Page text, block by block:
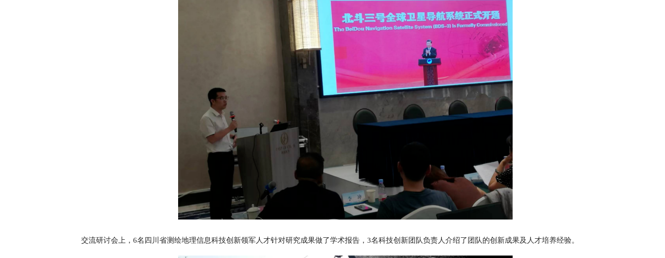
交流研讨会上，6名四川省测绘地理信息科技创新领军人才针对研究成果做了学术报告，3名科技创新团队负责人介绍了团队的创新成果及人才培养经验。